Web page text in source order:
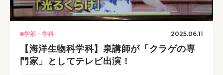
学部・学科 2025.06.11
【海洋生物科学科】泉講師が「クラゲの専
門家」としてテレビ出演！